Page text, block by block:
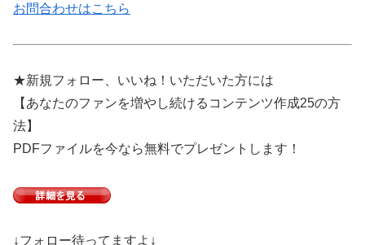
お問合わせはこちら
★新規フォロー、いいね！いただいた方には
【あなたのファンを増やし続けるコンテンツ作成25の方
法】
PDFファイルを今なら無料でプレゼントします！
↓フォロー待ってますよ↓